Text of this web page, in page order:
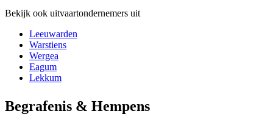
Bekijk ook uitvaartondernemers uit
Leeuwarden
Warstiens
Wergea
Eagum
Lekkum
Begrafenis & Hempens